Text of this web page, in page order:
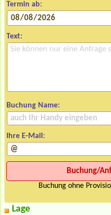
Termin ab:
Text:
Buchung Name:
Ihre E-Mail:
Buchung ohne
Lage